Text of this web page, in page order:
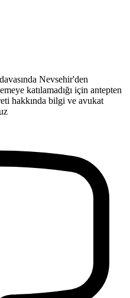
Nevsehir'den
katılamadığı için antepten
hakkında bilgi ve avukat